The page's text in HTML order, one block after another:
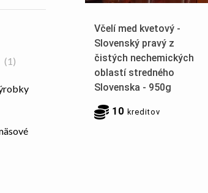
(1)
Včelí med kvetový -
Slovenský pravý z
čistých nechemických
oblastí stredného
Slovenska - 950g
10 kreditov